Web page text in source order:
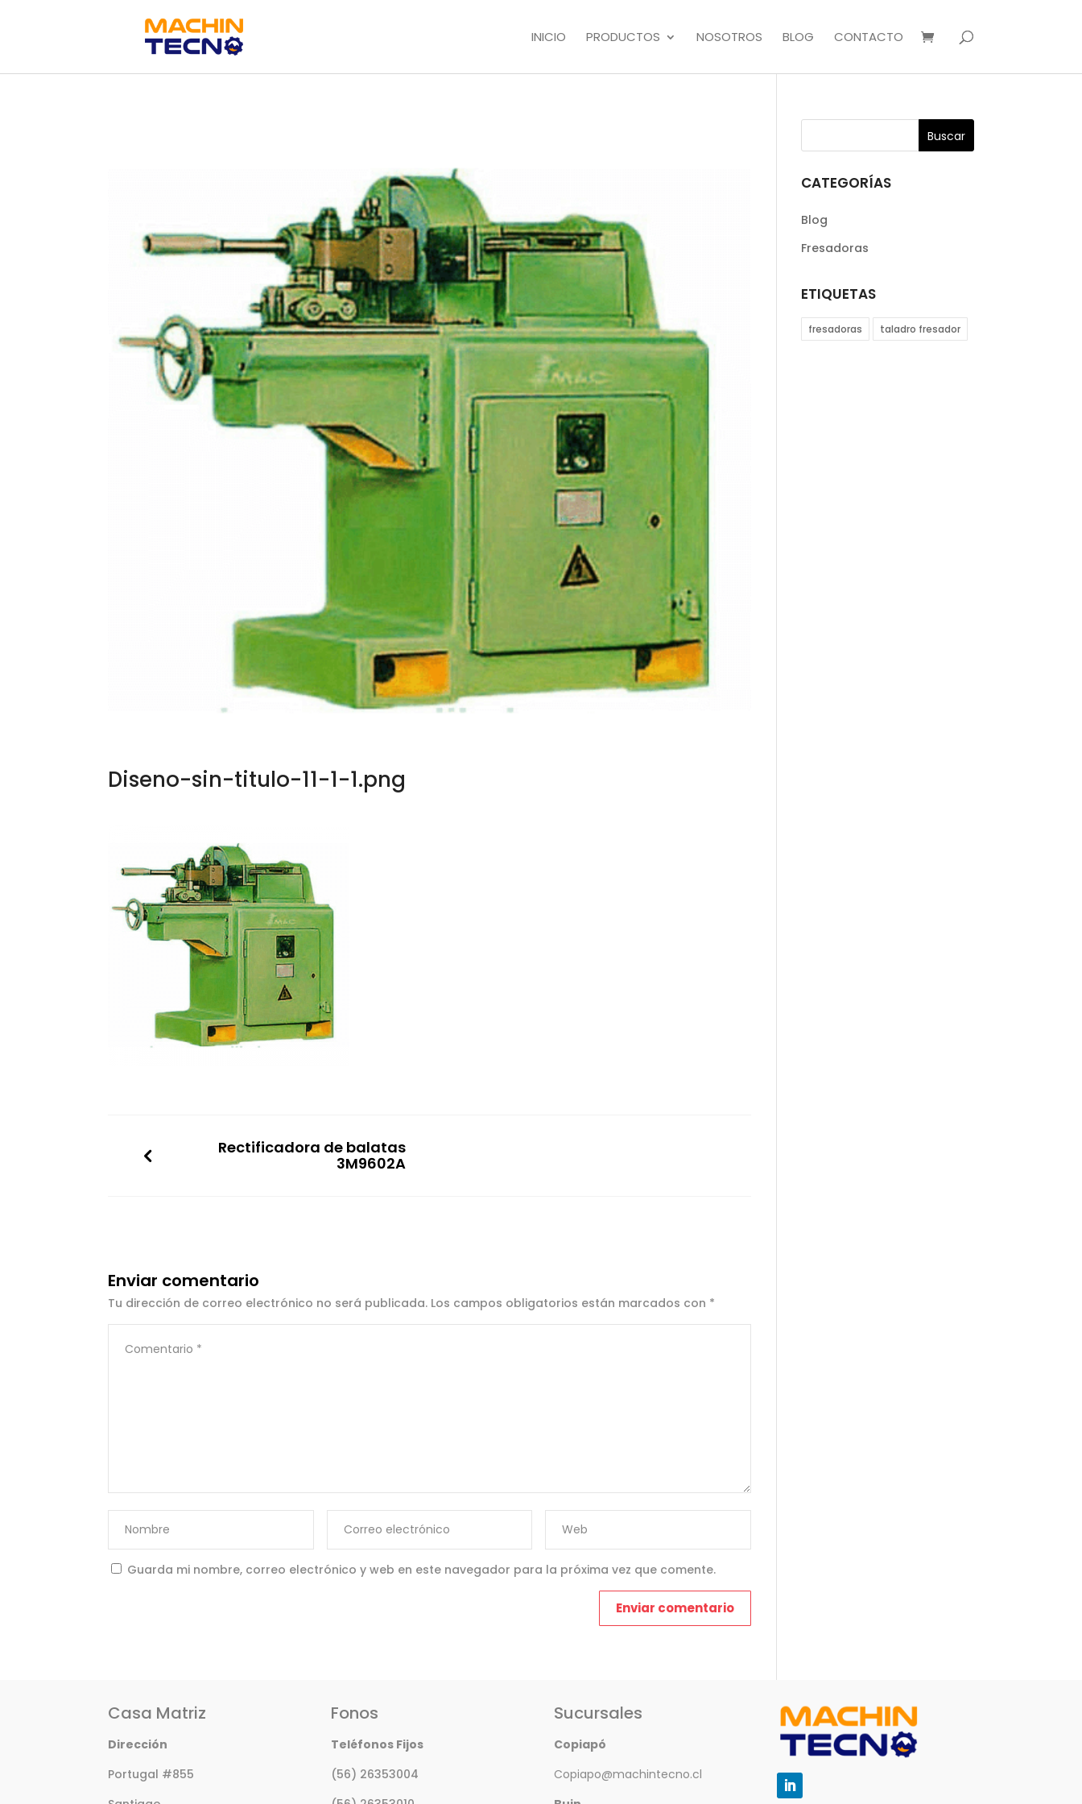
INICIO PRODUCTOS NOSOTROS BLOG CONTACTO
Diseno-sin-titulo-11-1-1.png
Rectificadora de balatas
3M9602A
Enviar comentario
Tu dirección de correo electrónico no será publicada. Los campos obligatorios están marcados con *
Guarda mi nombre, correo electrónico y web en este navegador para la próxima vez que comente.
CATEGORÍAS
Blog
Fresadoras
ETIQUETAS
fresadoras taladro fresador
Casa Matriz
Dirección
Portugal #855
Fonos
Teléfonos Fijos
(56) 26353004
Sucursales
Copiapó
Copiapo@machintecno.cl